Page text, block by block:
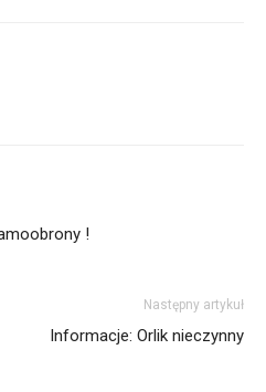
!
Następny artykuł
Informacje: Orlik nieczynny